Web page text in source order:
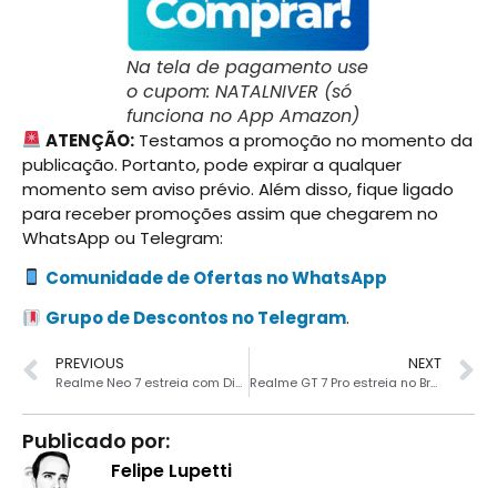
Na tela de pagamento use
o cupom: NATALNIVER (só
funciona no App Amazon)
ATENÇÃO: Testamos a promoção no momento da
publicação. Portanto, pode expirar a qualquer
momento sem aviso prévio. Além disso, fique ligado
para receber promoções assim que chegarem no
WhatsApp ou Telegram:
Comunidade de Ofertas no WhatsApp
Grupo de Descontos no Telegram.
PREVIOUS
Realme Neo 7 estreia com Dimensity 9300+, IP69 e mais
NEXT
Realme GT 7 Pro estreia no Brasil com Snapdragon 8 Elite e IP69
Publicado por:
Felipe Lupetti